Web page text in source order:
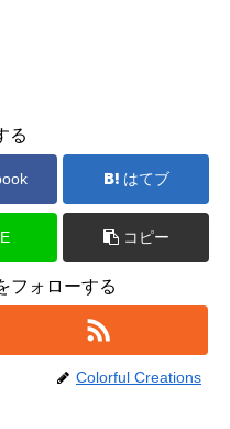
る
はてブ
コピー
フォローする
Colorful Creations